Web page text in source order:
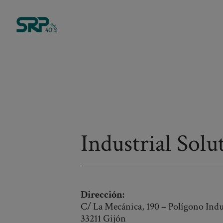
Industrial
Dirección:
C/ La Mecánica, 190 – Polígono
33211 Gijón